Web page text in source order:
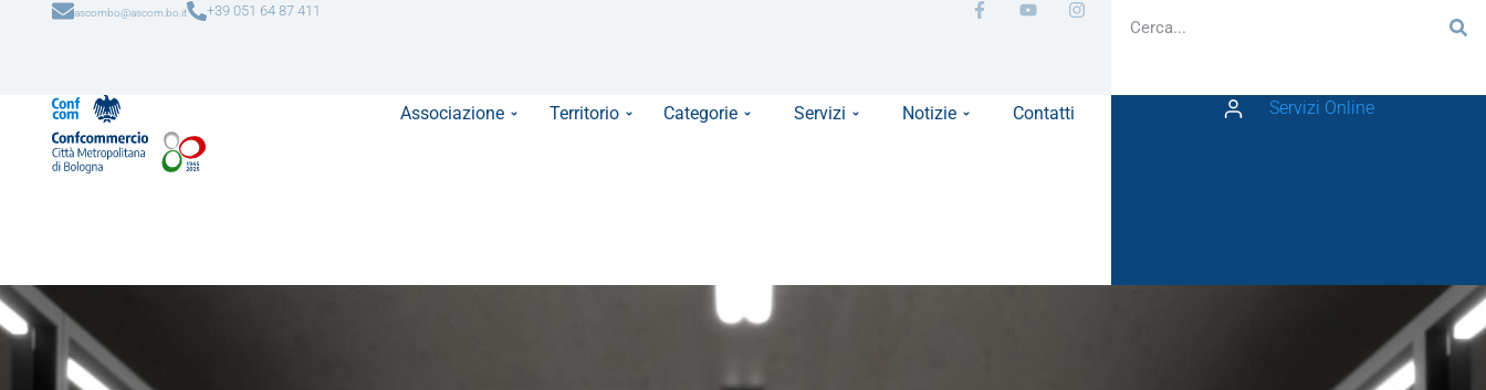
ascombo@ascom.bo.it +39 051 64 87 411
Associazione Territorio Categorie Servizi Notizie Contatti Servizi Online